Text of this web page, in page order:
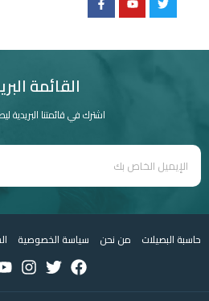
القائمة
اشترك في قائمتنا البريدية
حاسبة البصيلات من نحن سياسة الخصوصية